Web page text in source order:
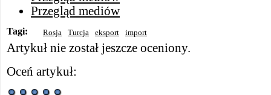
Przegląd mediów
Tagi: Rosja Turcja eksport import
Artykuł nie został jeszcze oceniony.
Oceń artykuł: